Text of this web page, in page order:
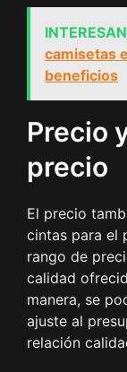
camisetas
beneficios
Precio
precio
El precio
cintas para el
rango de
calidad
manera, se
ajuste al
relación